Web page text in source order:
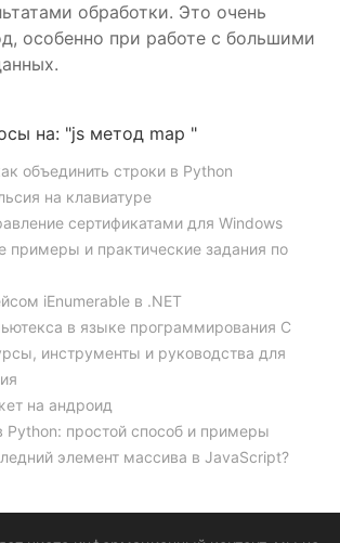
обработки. Это очень
особенно при работе с большими
на: "js метод map "
объединить строки в Python
на клавиатуре
сертификатами для Windows
примеры и практические задания по
iEnumerable в .NET
в языке программирования C
инструменты и руководства для
на андроид
Python: простой способ и примеры
элемент массива в JavaScript?